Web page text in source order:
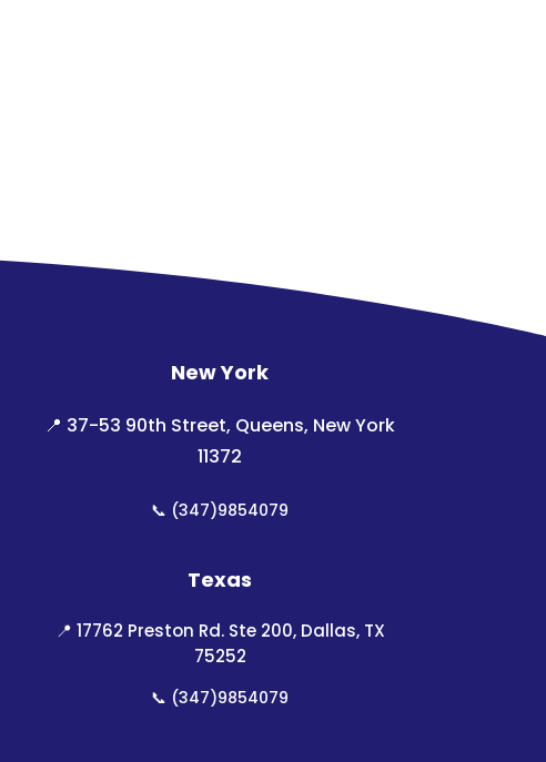
New York
📍 37-53 90th Street, Queens, New York
11372
📞 (347)9854079
Texas
📍 17762 Preston Rd. Ste 200, Dallas, TX
75252
📞 (347)9854079